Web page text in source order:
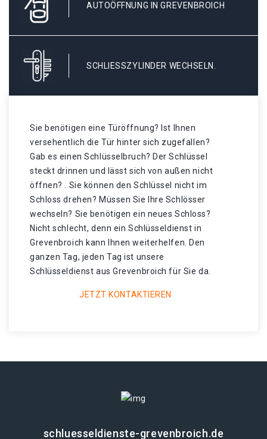
AUTOÖFFNUNG IN GREVENBROICH
SCHLIESSZYLINDER WECHSELN.
Sie benötigen eine Türöffnung? Ist Ihnen
versehentlich die Tür hinter sich zugefallen?
Gab es einen Schlüsselbruch? Der Schlüssel
steckt drinnen und lässt sich von außen nicht
öffnen? . Sie können den Schlüssel nicht im
Schloss drehen? Müssen Sie Ihre Schlösser
wechseln? Sie benötigen ein neues Schloss?
Nicht schlecht, denn ein Schlüsseldienst in
Grevenbroich kann Ihnen weiterhelfen. Den
ganzen Tag, jeden Tag ist unsere
Schlüsseldienst aus Grevenbroich für Sie da.
JETZT KONTAKTIEREN
schluesseldienste-grevenbroich.de